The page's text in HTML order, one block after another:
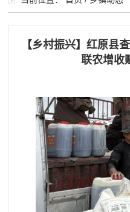
【乡村振兴】红原县
联农增收